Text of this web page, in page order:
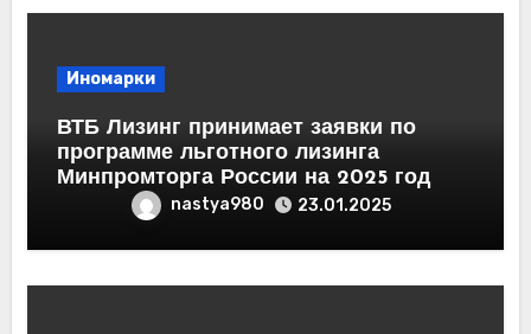
Иномарки
ВТБ Лизинг принимает заявки по
программе льготного лизинга
Минпромторга России на 2025 год
nastya980 23.01.2025